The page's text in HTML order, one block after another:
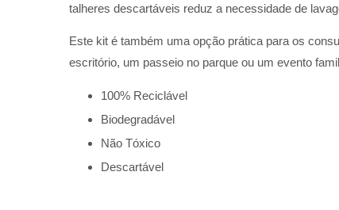
talheres descartáveis reduz a necessidade de
Este kit é também uma opção prática para os
escritório, um passeio no parque ou um evento
100% Reciclável
Biodegradável
Não Tóxico
Descartável